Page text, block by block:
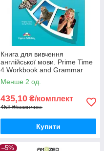
Книга для вивчення
англійської мови. Prime Time
4 Workbook and Grammar
Book
Менше 2 од.
435,10 ₴/комплект
458 ₴/комплект
Купити
–5%